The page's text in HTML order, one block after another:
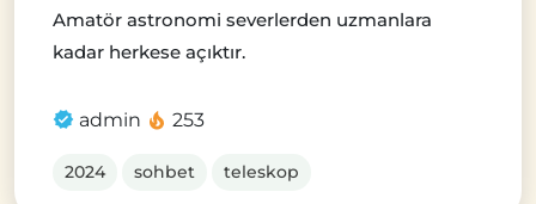
Amatör astronomi severlerden uzmanlara
kadar herkese açıktır.
admin 253
2024 sohbet teleskop